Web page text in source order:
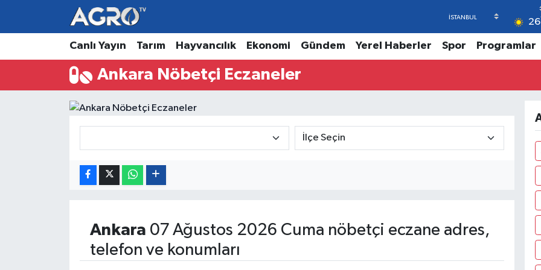
26
Canlı Yayın Tarım Hayvancılık Ekonomi Gündem Yerel Haberler Spor Programlar
Ankara Nöbetçi Eczaneler
Ankara 07 Ağustos 2026 Cuma nöbetçi eczane adres,
telefon ve konumları
Hava Durumu
Trafik Durumu
Süper Lig Puan Durumu ve Fikstür
Son Dakika Haberleri